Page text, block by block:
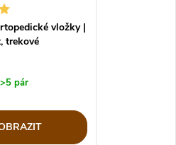
vložky |
trekové
>5 pár